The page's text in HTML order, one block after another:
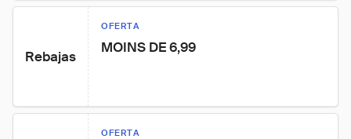
Rebajas
OFERTA
MOINS DE 6,99
OFERTA